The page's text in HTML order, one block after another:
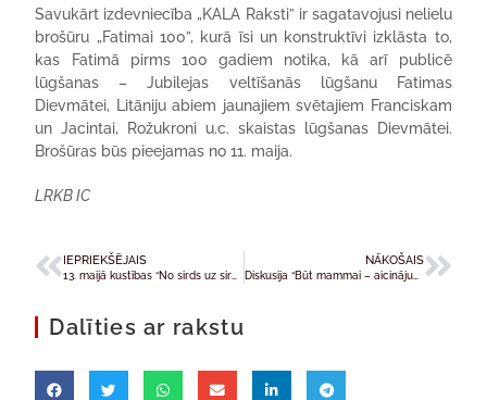
Savukārt izdevniecība „KALA Raksti” ir sagatavojusi nelielu
brošūru „Fatimai 100”, kurā īsi un konstruktīvi izklāsta to,
kas Fatimā pirms 100 gadiem notika, kā arī publicē
lūgšanas – Jubilejas veltīšanās lūgšanu Fatimas
Dievmātei, Litāniju abiem jaunajiem svētajiem Franciskam
un Jacintai, Rožukroni u.c. skaistas lūgšanas Dievmātei.
Brošūras būs pieejamas no 11. maija.
LRKB IC
IEPRIEKŠĒJAIS NĀKOŠAIS
Diskusija “Būt mammai – aicinājums vai pienākums?”
Dalīties ar rakstu